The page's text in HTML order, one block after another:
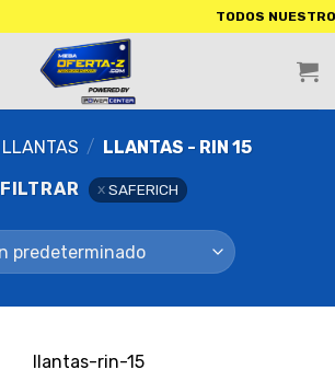
TODOS NUESTROS
LLANTAS / LLANTAS - RIN 15
FILTRAR
SAFERICH
llantas-rin-15